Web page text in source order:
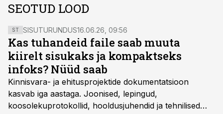
SEOTUD LOOD
ST SISUTURUNDUS16.06.26, 09:56
Kas tuhandeid faile saab muuta
kiirelt sisukaks ja kompaktseks
infoks? Nüüd saab
Kinnisvara- ja ehitusprojektide dokumentatsioon
kasvab iga aastaga. Joonised, lepingud,
koosolekuprotokollid, hooldusjuhendid ja tehnilised